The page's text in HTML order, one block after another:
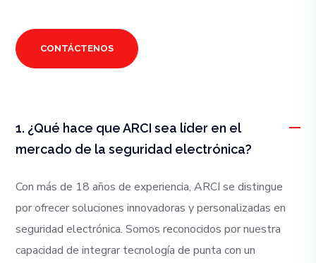
CONTÁCTENOS
1. ¿Qué hace que ARCI sea líder en el
mercado de la seguridad electrónica?
Con más de 18 años de experiencia, ARCI se distingue
por ofrecer soluciones innovadoras y personalizadas en
seguridad electrónica. Somos reconocidos por nuestra
capacidad de integrar tecnología de punta con un